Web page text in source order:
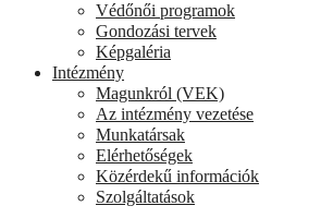
Védőnői programok
Gondozási tervek
Képgaléria
Intézmény
Magunkról (VEK)
Az intézmény vezetése
Munkatársak
Elérhetőségek
Közérdekű információk
Szolgáltatások